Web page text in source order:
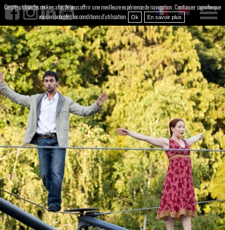
Ce site utilise des cookies afin de vous offrir une meilleure expérience de navigation. Continuer signifie que
vous en acceptez les conditions d'utilisation.
Ok En savoir plus